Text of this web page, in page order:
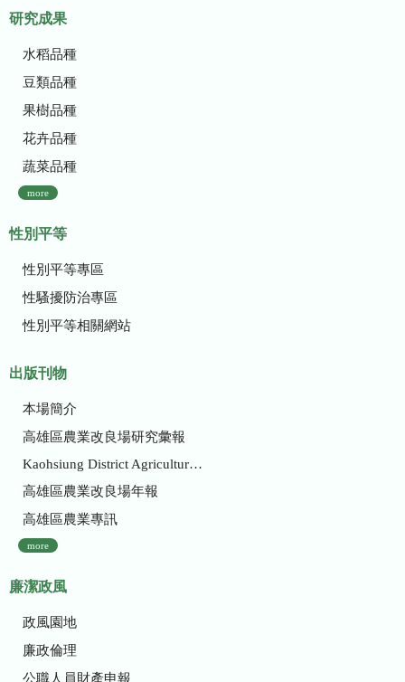
研究成果
水稻品種
豆類品種
果樹品種
花卉品種
蔬菜品種
more
性別平等
性別平等專區
性騷擾防治專區
性別平等相關網站
出版刊物
本場簡介
高雄區農業改良場研究彙報
Kaohsiung District Agricultural Research and Extension Station
高雄區農業改良場年報
高雄區農業專訊
more
廉潔政風
政風園地
廉政倫理
公職人員財產申報